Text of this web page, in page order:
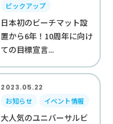
ピックアップ
日本初のビーチマット設
置から6年！10周年に向け
ての目標宣言...
2023.05.22
お知らせ
イベント情報
大人気のユニバーサルビ